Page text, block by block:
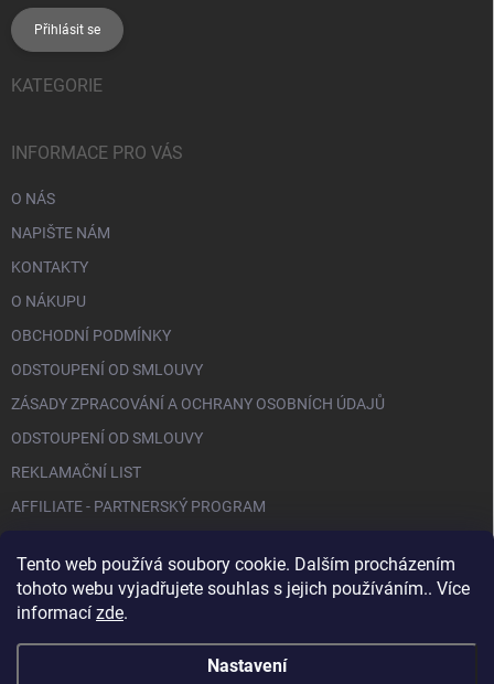
Tento web používá soubory cookie. Dalším procházením
tohoto webu vyjadřujete souhlas s jejich používáním.. Více
informací zde.
Nastavení
Přihlásit se
KATEGORIE
INFORMACE PRO VÁS
O NÁS
NAPIŠTE NÁM
KONTAKTY
O NÁKUPU
OBCHODNÍ PODMÍNKY
ODSTOUPENÍ OD SMLOUVY
ZÁSADY ZPRACOVÁNÍ A OCHRANY OSOBNÍCH ÚDAJŮ
ODSTOUPENÍ OD SMLOUVY
REKLAMAČNÍ LIST
AFFILIATE - PARTNERSKÝ PROGRAM
FACEBOOK